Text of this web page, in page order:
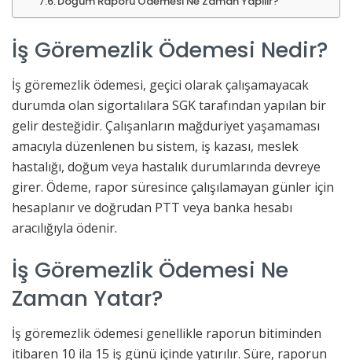
İş Göremezlik Ödemesi Nedir?
İş göremezlik ödemesi, geçici olarak çalışamayacak
durumda olan sigortalılara SGK tarafından yapılan bir
gelir desteğidir. Çalışanların mağduriyet yaşamaması
amacıyla düzenlenen bu sistem, iş kazası, meslek
hastalığı, doğum veya hastalık durumlarında devreye
girer. Ödeme, rapor süresince çalışılamayan günler için
hesaplanır ve doğrudan PTT veya banka hesabı
aracılığıyla ödenir.
İş Göremezlik Ödemesi Ne
Zaman Yatar?
İş göremezlik ödemesi genellikle raporun bitiminden
itibaren 10 ila 15 iş günü içinde yatırılır. Süre, raporun